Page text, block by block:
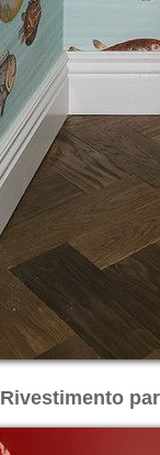
Rivestimento